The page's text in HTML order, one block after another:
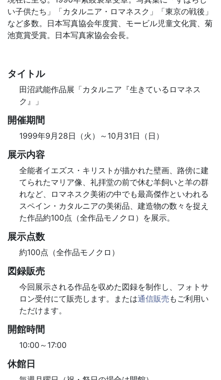
い子供たち」「カタルニア・ロマネスク」「東京の戦後」
など多数。日本写真協会年度賞、モービル児童文化賞、菊
池寛賞受賞。日本写真家協会会長。
タイトル
田沼武能作品展「カタルニア『生きているロマネス
ク』」
開催期間
1999年9月28日（火）～10月31日（日）
展示内容
全能者イエズス・キリストが描かれた壁画、路傍に建
てられたマリア像、礼拝堂の前で休む羊飼いと羊の群
れなど、ロマネスク美術の中でも最高傑作といわれる
スペイン・カタルニアの美術品、建造物の数々を捉え
た作品約100点（全作品モノクロ）を展示。
展示点数
約100点（全作品モノクロ）
図録販売
今回展示される作品を収めた図録を制作し、フォトサ
ロン受付にて販売します。または通信販売 もご利用い
ただけます。
開館時間
10:00～17:00
休館日